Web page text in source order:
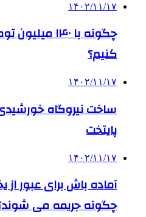
۱۴۰۲/۱۱/۱۷
چگونه با ۱۴۰
کنیم؟
۱۴۰۲/۱۱/۱۷
پایتخت
۱۴۰۲/۱۱/۱۷
آماده باش برای عبور از
چگونه جریمه می